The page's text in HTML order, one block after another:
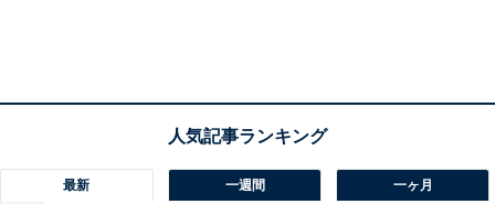
最新 一週間 一ヶ月